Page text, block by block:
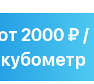
2000 ₽ /
кубометр